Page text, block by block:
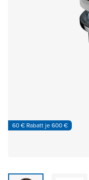
60 € Rabatt je 600 €